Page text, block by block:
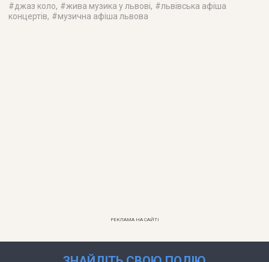
#джаз коло, #жива музика у львові, #львівська афіша
концертів, #музична афіша львова
РЕКЛАМА НА САЙТІ